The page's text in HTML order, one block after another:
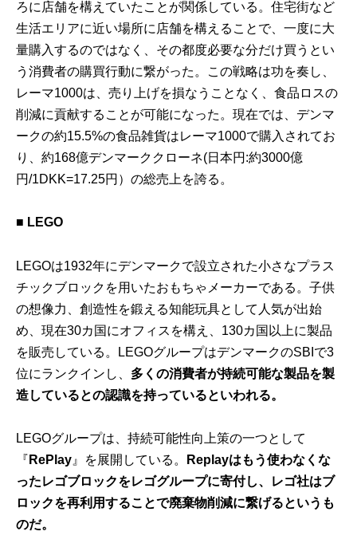
ろに店舗を構えていたことが関係している。住宅街など
生活エリアに近い場所に店舗を構えることで、一度に大
量購入するのではなく、その都度必要な分だけ買うとい
う消費者の購買行動に繋がった。この戦略は功を奏し、
レーマ1000は、売り上げを損なうことなく、食品ロスの
削減に貢献することが可能になった。現在では、デンマ
ークの約15.5%の食品雑貨はレーマ1000で購入されてお
り、約168億デンマーククローネ(日本円:約3000億
円/1DKK=17.25円）の総売上を誇る。
■ LEGO
LEGOは1932年にデンマークで設立された小さなプラス
チックブロックを用いたおもちゃメーカーである。子供
の想像力、創造性を鍛える知能玩具として人気が出始
め、現在30カ国にオフィスを構え、130カ国以上に製品
を販売している。LEGOグループはデンマークのSBIで3
位にランクインし、 多くの消費者が持続可能な製品を製
造しているとの認識を持っているといわれる。
LEGOグループは、持続可能性向上策の一つとして
『 RePlay 』を展開している。
Replayはもう使わなくな
ったレゴブロックをレゴグループに寄付し、レゴ社はブ
ロックを再利用することで廃棄物削減に繋げるというも
のだ。